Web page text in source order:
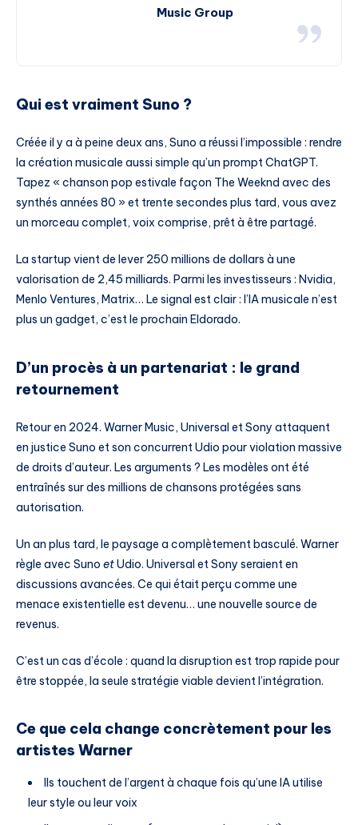
Music Group
Qui est vraiment Suno ?
Créée il y a à peine deux ans, Suno a réussi l’impossible : rendre
la création musicale aussi simple qu’un prompt ChatGPT.
Tapez « chanson pop estivale façon The Weeknd avec des
synthés années 80 » et trente secondes plus tard, vous avez
un morceau complet, voix comprise, prêt à être partagé.
La startup vient de lever 250 millions de dollars à une
valorisation de 2,45 milliards. Parmi les investisseurs : Nvidia,
Menlo Ventures, Matrix… Le signal est clair : l’IA musicale n’est
plus un gadget, c’est le prochain Eldorado.
D’un procès à un partenariat : le grand
retournement
Retour en 2024. Warner Music, Universal et Sony attaquent
en justice Suno et son concurrent Udio pour violation massive
de droits d’auteur. Les arguments ? Les modèles ont été
entraînés sur des millions de chansons protégées sans
autorisation.
Un an plus tard, le paysage a complètement basculé. Warner
règle avec Suno etUdio. Universal et Sony seraient en
discussions avancées. Ce qui était perçu comme une
menace existentielle est devenu… une nouvelle source de
revenus.
C’est un cas d’école : quand la disruption est trop rapide pour
être stoppée, la seule stratégie viable devient l’intégration.
Ce que cela change concrètement pour les
artistes Warner
Ils touchent de l’argent à chaque fois qu’une IA utilise
leur style ou leur voix